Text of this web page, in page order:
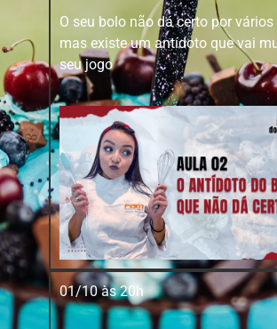
O seu bolo não dá certo por
mas existe um antídoto que vai
seu jogo
01/10 às 20h